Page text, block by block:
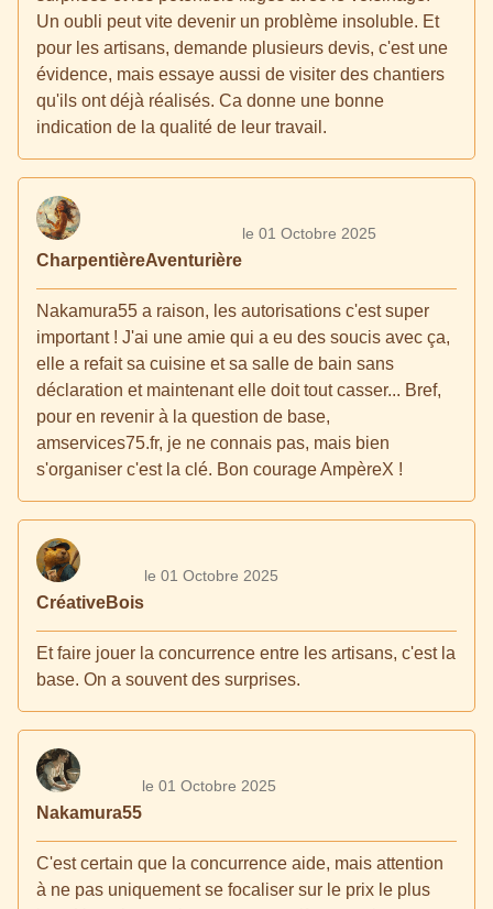
Un oubli peut vite devenir un problème insoluble. Et
pour les artisans, demande plusieurs devis, c'est une
évidence, mais essaye aussi de visiter des chantiers
qu'ils ont déjà réalisés. Ca donne une bonne
indication de la qualité de leur travail.
CharpentièreAventurière
le 01 Octobre 2025
Nakamura55 a raison, les autorisations c'est super
important ! J'ai une amie qui a eu des soucis avec ça,
elle a refait sa cuisine et sa salle de bain sans
déclaration et maintenant elle doit tout casser... Bref,
pour en revenir à la question de base,
amservices75.fr, je ne connais pas, mais bien
s'organiser c'est la clé. Bon courage AmpèreX !
CréativeBois
le 01 Octobre 2025
Et faire jouer la concurrence entre les artisans, c'est la
base. On a souvent des surprises.
Nakamura55
le 01 Octobre 2025
C'est certain que la concurrence aide, mais attention
à ne pas uniquement se focaliser sur le prix le plus